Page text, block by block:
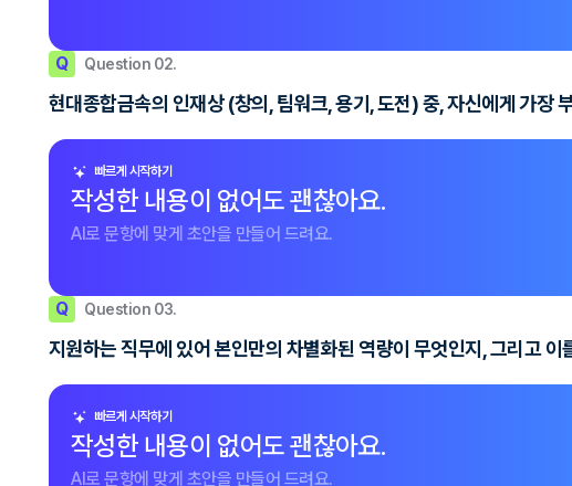
Q Question 02.
현대종합금속의 인재상 (창의, 팀워크, 용기, 도전) 중, 자신에게 가장
빠르게 시작하기
작성한 내용이 없어도 괜찮아요.
AI로 문항에 맞게 초안을 만들어 드려요.
Q Question 03.
지원하는 직무에 있어 본인만의 차별화된 역량이 무엇인지, 그리고
빠르게 시작하기
작성한 내용이 없어도 괜찮아요.
AI로 문항에 맞게 초안을 만들어 드려요.